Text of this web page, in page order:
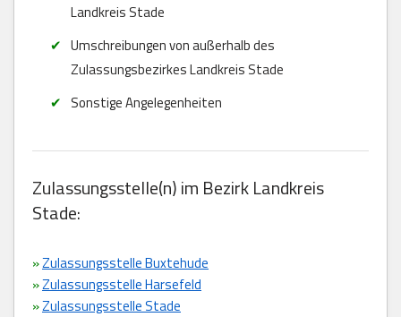
Landkreis Stade
Umschreibungen von außerhalb des
Zulassungsbezirkes Landkreis Stade
Sonstige Angelegenheiten
Zulassungsstelle(n) im Bezirk Landkreis
Stade:
»Zulassungsstelle Buxtehude
»Zulassungsstelle Harsefeld
»Zulassungsstelle Stade